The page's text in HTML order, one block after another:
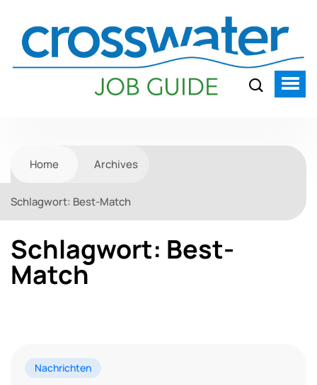
Home Archives
Schlagwort: Best-Match
Schlagwort: Best-
Match
Nachrichten